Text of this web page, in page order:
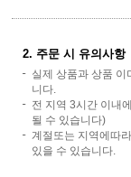
2. 주문 시 유의사항
실제 상품과 상품 이
니다.
전 지역 3시간 이내
될 수 있습니다)
계절또는 지역에따
있을 수 있습니다.